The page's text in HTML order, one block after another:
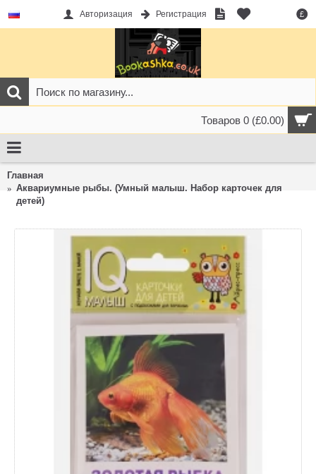
£
Авторизация Регистрация
Товаров 0 (£0.00)
Главная
Аквариумные рыбы. (Умный малыш. Набор карточек для
детей)